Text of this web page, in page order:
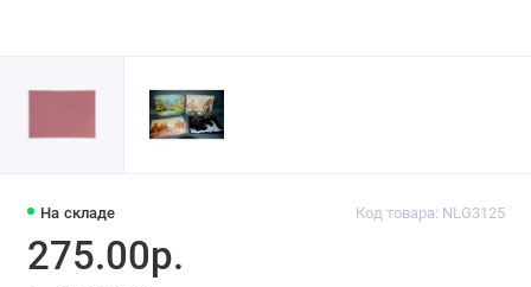
На складе Код товара: NLG3125
275.00р.